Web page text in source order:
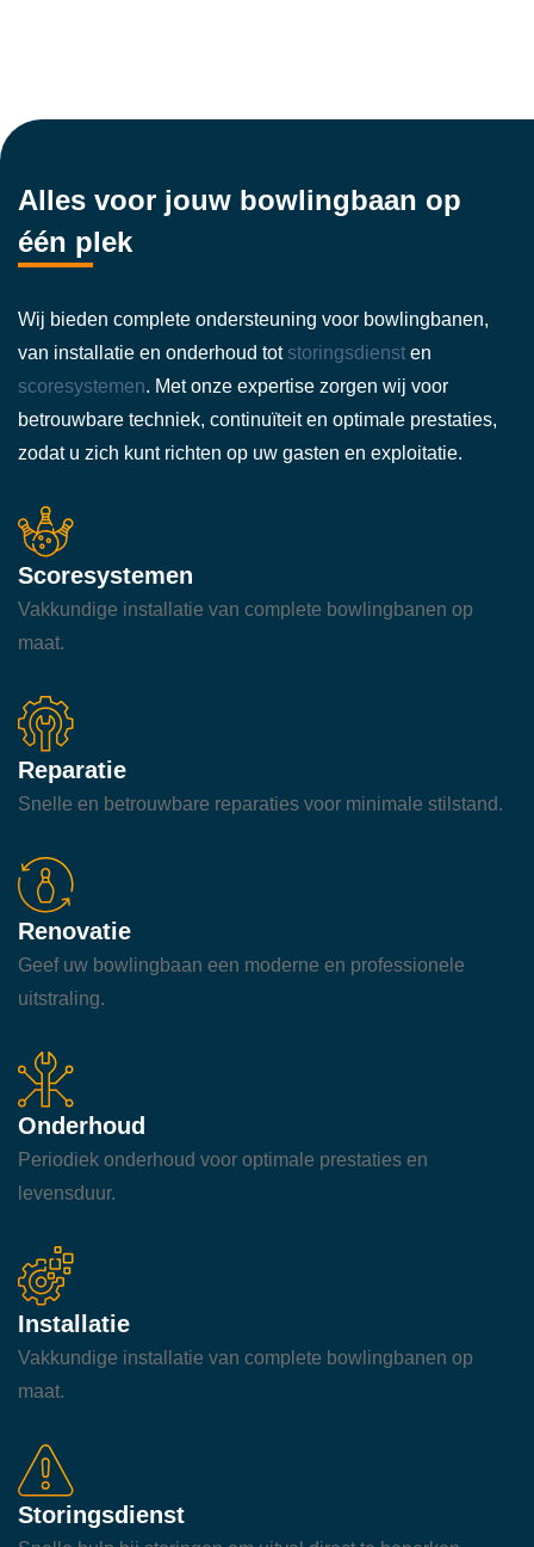
Alles voor jouw bowlingbaan op
één plek
Wij bieden complete ondersteuning voor bowlingbanen,
van installatie en onderhoud tot storingsdienst en
scoresystemen. Met onze expertise zorgen wij voor
betrouwbare techniek, continuïteit en optimale prestaties,
zodat u zich kunt richten op uw gasten en exploitatie.
Scoresystemen
Vakkundige installatie van complete bowlingbanen op
maat.
Reparatie
Snelle en betrouwbare reparaties voor minimale stilstand.
Renovatie
Geef uw bowlingbaan een moderne en professionele
uitstraling.
Onderhoud
Periodiek onderhoud voor optimale prestaties en
levensduur.
Installatie
Vakkundige installatie van complete bowlingbanen op
maat.
Storingsdienst